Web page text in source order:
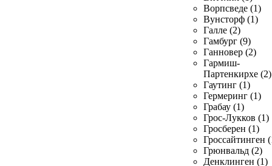
Ворпсведе (1)
Вунсторф (1)
Галле (2)
Гамбург (9)
Ганновер (2)
Гармиш-
Партенкирхе (2)
Гаутинг (1)
Гермеринг (1)
Грабау (1)
Грос-Лукков (1)
Гросберен (1)
Гроссайтинген
Грюнвальд (2)
Денклинген (1)